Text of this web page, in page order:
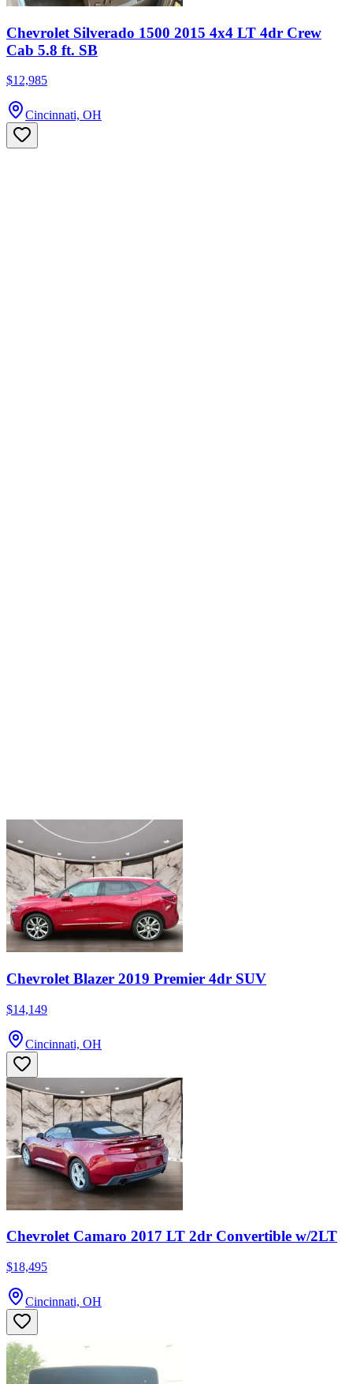
Chevrolet Silverado 1500 2015 4x4 LT 4dr Crew
Cab 5.8 ft. SB
$12,985
Cincinnati, OH
Chevrolet Blazer 2019 Premier 4dr SUV
$14,149
Cincinnati, OH
Chevrolet Camaro 2017 LT 2dr Convertible w/2LT
$18,495
Cincinnati, OH